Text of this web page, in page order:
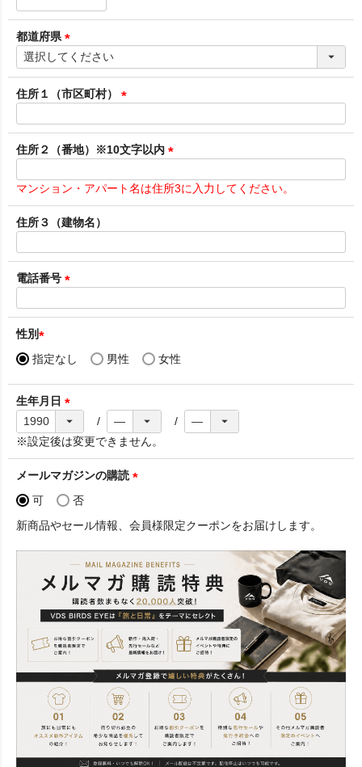
必
須
)
都道府県
(
必
須
住所１（市区町村）
必
須
住所２（番地）※10文字以内
必
須
マンション・アパート名は住所3に入力してください。
住所３（建物名）
電話番号
必
性別
(
須
)
指定なし 男性 女性
生年月日
(
必
須
)
※設定後は変更できません。
メールマガジンの購読
須
可
否
新商品やセール情報、会員様限定クーポンをお届けします。